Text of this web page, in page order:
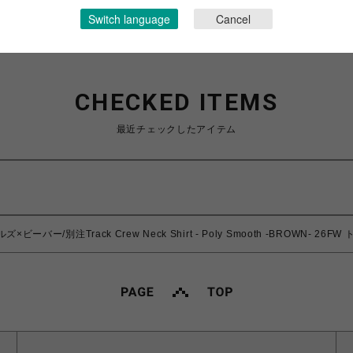
CHECKED ITEMS
最近チェックしたアイテム
ズ×ビーバー/別注Track Crew Neck Shirt - Poly Smooth -BROWN- 26FW
Switch language Cancel